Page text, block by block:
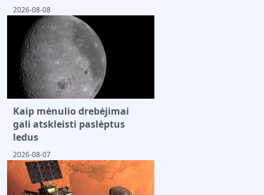
2026-08-08
Kaip mėnulio drebėjimai
gali atskleisti paslėptus
ledus
2026-08-07